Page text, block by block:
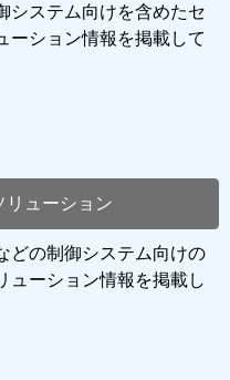
システム向けを含めたセ
ーション情報を掲載して
リューション
どの制御システム向けの
ューション情報を掲載し